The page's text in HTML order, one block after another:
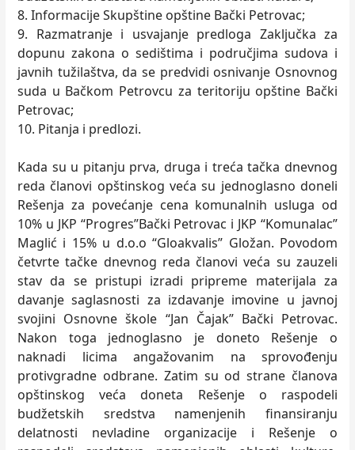
8. Informacije Skupštine opštine Bački Petrovac;
9. Razmatranje i usvajanje predloga Zaključka za
dopunu zakona o sedištima i područjima sudova i
javnih tužilaštva, da se predvidi osnivanje Osnovnog
suda u Bačkom Petrovcu za teritoriju opštine Bački
Petrovac;
10. Pitanja i predlozi.
Kada su u pitanju prva, druga i treća tačka dnevnog
reda članovi opštinskog veća su jednoglasno doneli
Rešenja za povećanje cena komunalnih usluga od
10% u JKP “Progres”Bački Petrovac i JKP “Komunalac”
Maglić i 15% u d.o.o “Gloakvalis” Gložan. Povodom
četvrte tačke dnevnog reda članovi veća su zauzeli
stav da se pristupi izradi pripreme materijala za
davanje saglasnosti za izdavanje imovine u javnoj
svojini Osnovne škole “Jan Čajak” Bački Petrovac.
Nakon toga jednoglasno je doneto Rešenje o
naknadi licima angažovanim na sprovođenju
protivgradne odbrane. Zatim su od strane članova
opštinskog veća doneta Rešenje o raspodeli
budžetskih sredstva namenjenih finansiranju
delatnosti nevladine organizacije i Rešenje o